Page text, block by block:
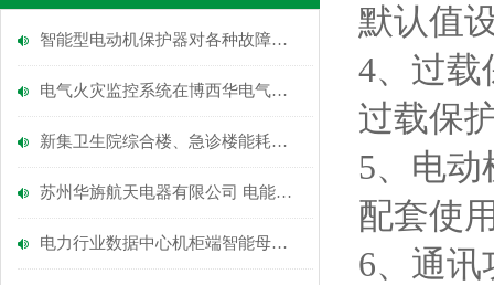
智能型电动机保护器对各种故障情况均能达到理想的保护
电气火灾监控系统在博西华电气二期家电中心库项目的应用
新集卫生院综合楼、急诊楼能耗监测系统的设计与应用
苏州华旃航天电器有限公司 电能管理系统的设计及应用
电力行业数据中心机柜端智能母线槽配电方案
默认值
4、过载
过载保
5、电
配套使
6、通讯